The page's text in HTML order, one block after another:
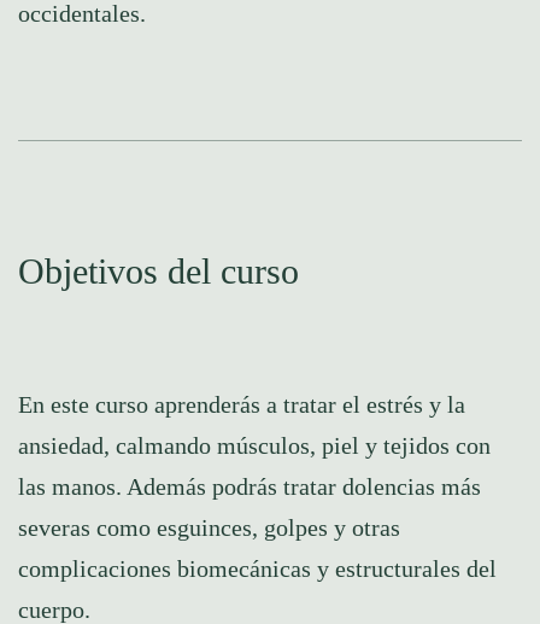
occidentales.
Objetivos del curso
En este curso aprenderás a tratar el estrés y la
ansiedad, calmando músculos, piel y tejidos con
las manos. Además podrás tratar dolencias más
severas como esguinces, golpes y otras
complicaciones biomecánicas y estructurales del
cuerpo.